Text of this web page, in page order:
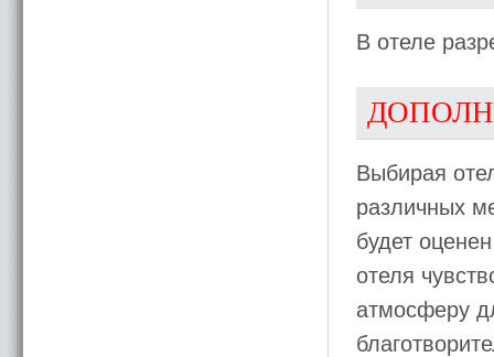
В отеле
Выбирая
различных
будет
отеля
атмосферу